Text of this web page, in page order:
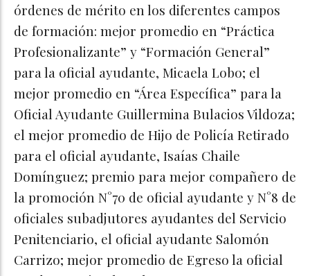
órdenes de mérito en los diferentes campos
de formación: mejor promedio en “Práctica
Profesionalizante” y “Formación General”
para la oficial ayudante, Micaela Lobo; el
mejor promedio en “Área Específica” para la
Oficial Ayudante Guillermina Bulacios Vildoza;
el mejor promedio de Hijo de Policía Retirado
para el oficial ayudante, Isaías Chaile
Domínguez; premio para mejor compañero de
la promoción N°70 de oficial ayudante y N°8 de
oficiales subadjutores ayudantes del Servicio
Penitenciario, el oficial ayudante Salomón
Carrizo; mejor promedio de Egreso la oficial